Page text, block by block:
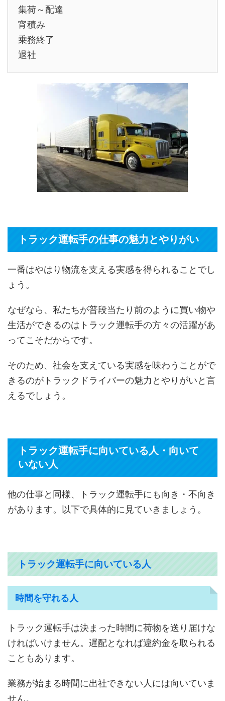
集荷～配達
宵積み
乗務終了
退社
トラック運転手の仕事の魅力とやりがい
一番はやはり物流を支える実感を得られることでし
ょう。
なぜなら、私たちが普段当たり前のように買い物や
生活ができるのはトラック運転手の方々の活躍があ
ってこそだからです。
そのため、社会を支えている実感を味わうことがで
きるのがトラックドライバーの魅力とやりがいと言
えるでしょう。
トラック運転手に向いている人・向いて
いない人
他の仕事と同様、トラック運転手にも向き・不向き
があります。以下で具体的に見ていきましょう。
トラック運転手に向いている人
時間を守れる人
トラック運転手は決まった時間に荷物を送り届けな
ければいけません。遅配となれば違約金を取られる
こともあります。
業務が始まる時間に出社できない人には向いていま
せん。